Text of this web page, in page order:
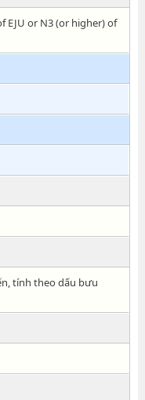
EJU or N3 (or higher) of
tính theo dấu bưu